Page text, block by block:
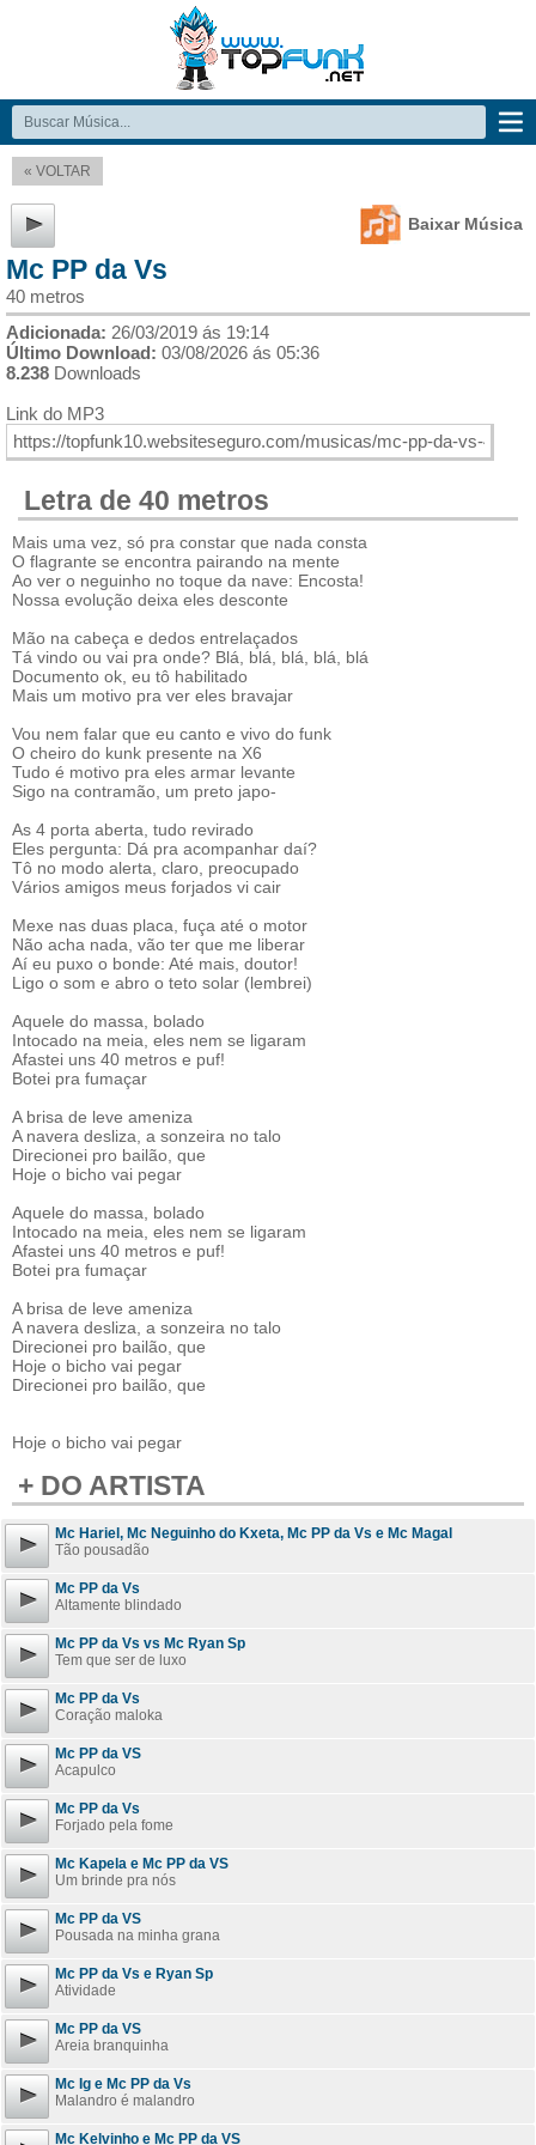
« VOLTAR
Baixar Música
Mc PP da Vs
40 metros
Adicionada: 26/03/2019 ás 19:14
Último Download: 03/08/2026 ás 05:36
8.238 Downloads
Link do MP3
Letra de 40 metros
Mais uma vez, só pra constar que nada consta
O flagrante se encontra pairando na mente
Ao ver o neguinho no toque da nave: Encosta!
Nossa evolução deixa eles desconte
Mão na cabeça e dedos entrelaçados
Tá vindo ou vai pra onde? Blá, blá, blá, blá, blá
Documento ok, eu tô habilitado
Mais um motivo pra ver eles bravajar
Vou nem falar que eu canto e vivo do funk
O cheiro do kunk presente na X6
Tudo é motivo pra eles armar levante
Sigo na contramão, um preto japo-
As 4 porta aberta, tudo revirado
Eles pergunta: Dá pra acompanhar daí?
Tô no modo alerta, claro, preocupado
Vários amigos meus forjados vi cair
Mexe nas duas placa, fuça até o motor
Não acha nada, vão ter que me liberar
Aí eu puxo o bonde: Até mais, doutor!
Ligo o som e abro o teto solar (lembrei)
Aquele do massa, bolado
Intocado na meia, eles nem se ligaram
Afastei uns 40 metros e puf!
Botei pra fumaçar
A brisa de leve ameniza
A navera desliza, a sonzeira no talo
Direcionei pro bailão, que
Hoje o bicho vai pegar
Aquele do massa, bolado
Intocado na meia, eles nem se ligaram
Afastei uns 40 metros e puf!
Botei pra fumaçar
A brisa de leve ameniza
A navera desliza, a sonzeira no talo
Direcionei pro bailão, que
Hoje o bicho vai pegar
Direcionei pro bailão, que
Hoje o bicho vai pegar
+ DO ARTISTA
Mc Hariel, Mc Neguinho do Kxeta, Mc PP da Vs e Mc Magal
Tão pousadão
Mc PP da Vs
Altamente blindado
Mc PP da Vs vs Mc Ryan Sp
Tem que ser de luxo
Mc PP da Vs
Coração maloka
Mc PP da VS
Acapulco
Mc PP da Vs
Forjado pela fome
Mc Kapela e Mc PP da VS
Um brinde pra nós
Mc PP da VS
Pousada na minha grana
Mc PP da Vs e Ryan Sp
Atividade
Mc PP da VS
Areia branquinha
Mc Ig e Mc PP da Vs
Malandro é malandro
Mc Kelvinho e Mc PP da VS